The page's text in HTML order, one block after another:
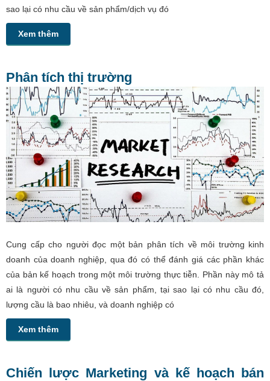
sao lại có nhu cầu về sản phẩm/dịch vụ đó
Xem thêm
Phân tích thị trường
Cung cấp cho người đọc một bản phân tích về môi trường kinh
doanh của doanh nghiệp, qua đó có thể đánh giá các phần khác
của bản kế hoạch trong một môi trường thực tiễn. Phần này mô tả
ai là người có nhu cầu về sản phẩm, tại sao lại có nhu cầu đó,
lượng cầu là bao nhiêu, và doanh nghiệp có
Xem thêm
Chiến lược Marketing và kế hoạch bán